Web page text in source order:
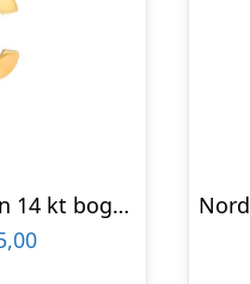
Nordahl Andersen 14 kt bogstav C